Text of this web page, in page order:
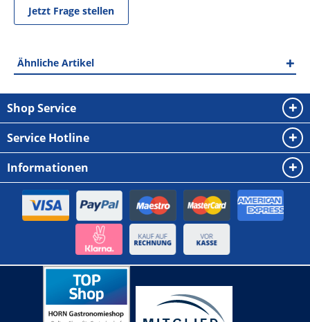
Jetzt Frage stellen
Ähnliche Artikel
Shop Service
Service Hotline
Informationen